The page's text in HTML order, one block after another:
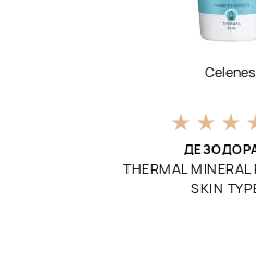
Celenes
THERMAL MINERAL
SKIN